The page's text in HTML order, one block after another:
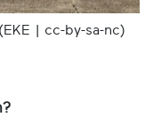
| cc-by-sa-nc)